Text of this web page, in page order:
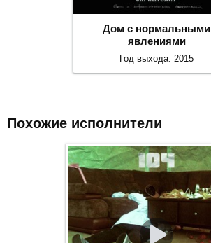
Дом с нормальными
явлениями
Год выхода: 2015
Похожие исполнители